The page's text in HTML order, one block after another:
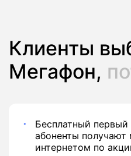
Клиенты
Мегафон,
Бесплатный
абоненты получают
интернетом по